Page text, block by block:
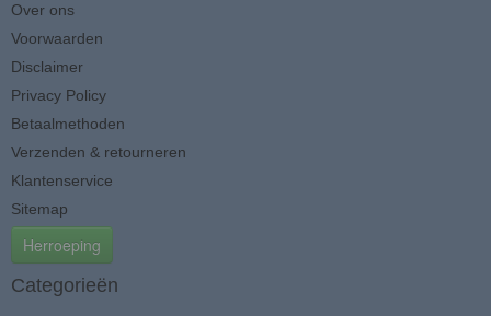
Over ons
Voorwaarden
Disclaimer
Privacy Policy
Betaalmethoden
Verzenden & retourneren
Klantenservice
Sitemap
Herroeping
Categorieën